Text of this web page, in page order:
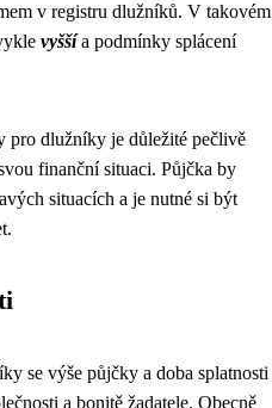
v registru dlužníků. V takovém
vyššía podmínky splácení
pro dlužníky je důležité pečlivě
finanční situaci. Půjčka by
situacích a je nutné si být
se výše půjčky a doba splatnosti
a bonitě žadatele. Obecně